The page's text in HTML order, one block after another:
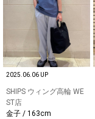
2025.06.06 UP
SHIPS ウィング高輪 WE
ST店
金子 / 163cm